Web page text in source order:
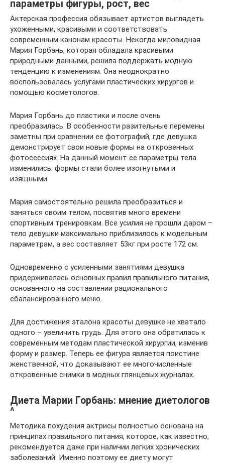
параметры фигуры, рост, вес
Актерская профессия обязывает артистов выглядеть
ухоженными, красивыми и соответствовать
современным канонам красоты. Некогда миловидная
Мария Горбань, которая обладала красивыми
природными данными, решила поддержать модную
тенденцию к изменениям. Она неоднократно
воспользовалась услугами пластических хирургов и
помощью косметологов.
Мария Горбань до пластики и после очень
преобразилась. В особенности разительные перемены
заметны при сравнении ее фотографий, где девушка
демонстрирует свои новые формы на откровенных
фотосессиях. На данный момент ее параметры тела
изменились: формы стали более изогнутыми и
изящными.
Мария самостоятельно решила преобразиться и
заняться своим телом, посвятив много времени
спортивным тренировкам. Все усилия не прошли даром –
тело девушки максимально приблизилось к модельным
параметрам, а вес составляет 53кг при росте 172 см.
Одновременно с усиленными занятиями девушка
придерживалась основных правил правильного питания,
основанного на составлении рационального
сбалансированного меню.
Для достижения эталона красоты девушке не хватало
одного – увеличить грудь. Для этого она обратилась к
современным методам пластической хирургии, изменив
форму и размер. Теперь ее фигура является поистине
женственной, что доказывают ее многочисленные
откровенные снимки в модных глянцевых журналах.
Диета Марии Горбань: мнение диетологов
^
Методика похудения актрисы полностью основана на
принципах правильного питания, которое, как известно,
рекомендуется даже при наличии легких хронических
заболеваний. Именно поэтому ее диету могут